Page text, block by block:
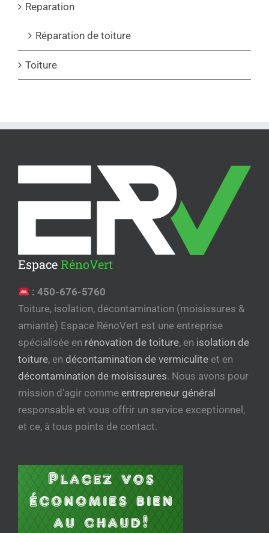
Reparation
Réparation de toiture
Toiture
EspaceRénoVert
:450-676-5760
Toiture, isolation, décontamination (moisissures &
amiante) Espace RénoVert est une entreprise
spécialisée en rénovation de toiture, en isolation de
toiture, en décontamination de vermiculite et en
décontamination de moisissures. Nous avons pour
mission d’agir comme entrepreneur général
responsable et vous offrir un service exceptionnel,
et ce, à tous points de contact.